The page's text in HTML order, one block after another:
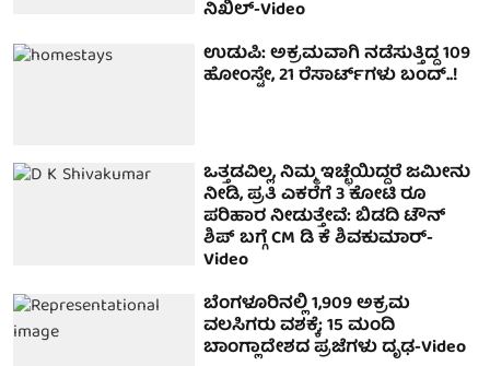
ನಿಖಿಲ್-Video
ಉಡುಪಿ: ಅಕ್ರಮವಾಗಿ ನಡೆಸುತ್ತಿದ್ದ 109
ಹೋಂಸ್ಟೇ, 21 ರೆಸಾರ್ಟ್‌ಗಳು ಬಂದ್..!
ಒತ್ತಡವಿಲ್ಲ, ನಿಮ್ಮ ಇಚ್ಛೆಯಿದ್ದರೆ ಜಮೀನು
ನೀಡಿ, ಪ್ರತಿ ಎಕರೆಗೆ 3 ಕೋಟಿ ರೂ
ಪರಿಹಾರ ನೀಡುತ್ತೇವೆ: ಬಿಡದಿ ಟೌನ್
ಶಿಪ್ ಬಗ್ಗೆ CM ಡಿ ಕೆ ಶಿವಕುಮಾರ್-
Video
ಬೆಂಗಳೂರಿನಲ್ಲಿ 1,909 ಅಕ್ರಮ
ವಲಸಿಗರು ವಶಕ್ಕೆ; 15 ಮಂದಿ
ಬಾಂಗ್ಲಾದೇಶದ ಪ್ರಜೆಗಳು ದೃಢ-Video